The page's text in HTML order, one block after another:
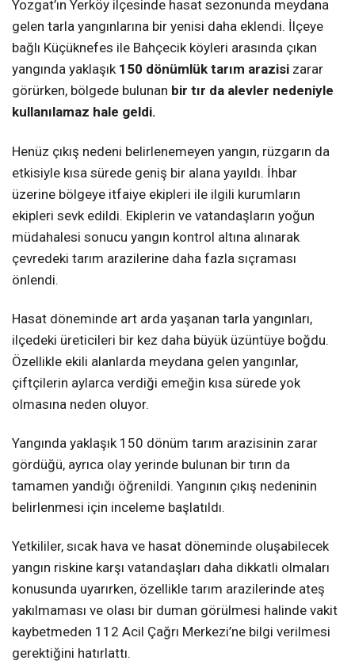
Yozgat’ın Yerköy ilçesinde hasat sezonunda meydana
gelen tarla yangınlarına bir yenisi daha eklendi. İlçeye
bağlı Küçüknefes ile Bahçecik köyleri arasında çıkan
yangında yaklaşık 150 dönümlük tarım arazisi zarar
görürken, bölgede bulunan bir tır da alevler nedeniyle
kullanılamaz hale geldi.
Henüz çıkış nedeni belirlenemeyen yangın, rüzgarın da
etkisiyle kısa sürede geniş bir alana yayıldı. İhbar
üzerine bölgeye itfaiye ekipleri ile ilgili kurumların
ekipleri sevk edildi. Ekiplerin ve vatandaşların yoğun
müdahalesi sonucu yangın kontrol altına alınarak
çevredeki tarım arazilerine daha fazla sıçraması
önlendi.
Hasat döneminde art arda yaşanan tarla yangınları,
ilçedeki üreticileri bir kez daha büyük üzüntüye boğdu.
Özellikle ekili alanlarda meydana gelen yangınlar,
çiftçilerin aylarca verdiği emeğin kısa sürede yok
olmasına neden oluyor.
Yangında yaklaşık 150 dönüm tarım arazisinin zarar
gördüğü, ayrıca olay yerinde bulunan bir tırın da
tamamen yandığı öğrenildi. Yangının çıkış nedeninin
belirlenmesi için inceleme başlatıldı.
Yetkililer, sıcak hava ve hasat döneminde oluşabilecek
yangın riskine karşı vatandaşları daha dikkatli olmaları
konusunda uyarırken, özellikle tarım arazilerinde ateş
yakılmaması ve olası bir duman görülmesi halinde vakit
kaybetmeden 112 Acil Çağrı Merkezi’ne bilgi verilmesi
gerektiğini hatırlattı.